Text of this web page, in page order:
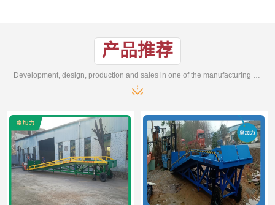
产品推荐